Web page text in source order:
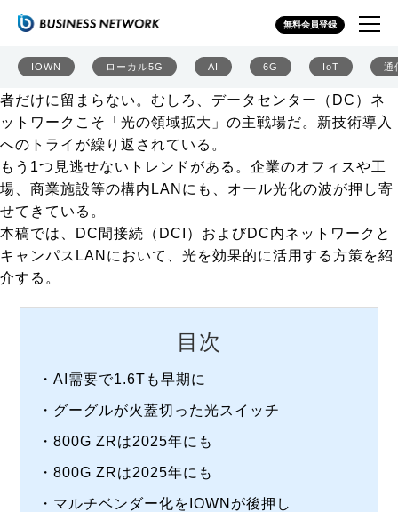
無料会員登録
IOWN ローカル5G AI 6G IoT 通
オール光化は通信事業者だけじゃない！ データセンター
や企業ネットも光で変革
トラフィックの激増と省エネ要請の狭間にあって、大容
量・省エネ伝送が得意な光通信に期待するのは、通信事業
者だけに留まらない。むしろ、データセンター（DC）ネ
ットワークこそ「光の領域拡大」の主戦場だ。新技術導入
へのトライが繰り返されている。
もう1つ見逃せないトレンドがある。企業のオフィスや工
場、商業施設等の構内LANにも、オール光化の波が押し寄
せてきている。
本稿では、DC間接続（DCI）およびDC内ネットワークと
キャンパスLANにおいて、光を効果的に活用する方策を紹
介する。
目次
・AI需要で1.6Tも早期に
・ グーグルが火蓋切った光スイッチ
・800G ZRは2025年にも
・800G ZRは2025年にも
・ マルチベンダー化をIOWNが後押し